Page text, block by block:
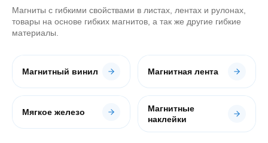
Магниты с гибкими свойствами в листах, лентах и рулонах,
товары на основе гибких магнитов, а так же другие гибкие
материалы.
Магнитный винил Магнитная лента
Мягкое железо
Магнитные
наклейки